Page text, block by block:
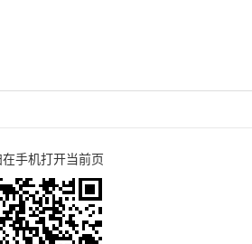
手机打开当前页